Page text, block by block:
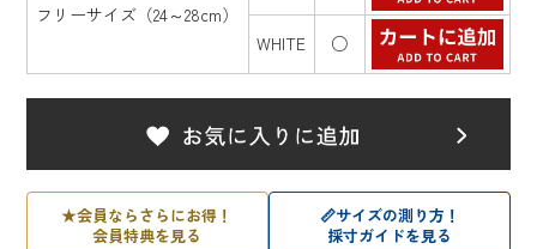
フリーサイズ（24～28cm）
WHITE ○
★会員ならさらにお得！
会員特典を見る
📏サイズの測り方！
採寸ガイドを見る